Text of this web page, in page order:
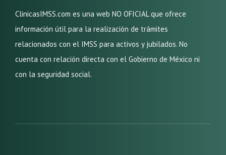
ClinicasIMSS.com es una web NO OFICIAL que ofrece
información útil para la realización de trámites
relacionados con el IMSS para activos y jubilados. No
cuenta con relación directa con el Gobierno de México ni
con la seguridad social.